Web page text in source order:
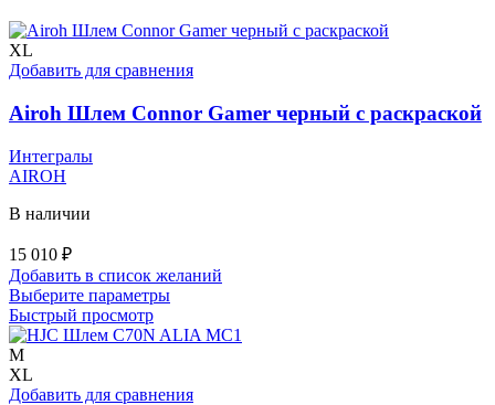
XL
Добавить для сравнения
Airoh Шлем Connor Gamer черный с раскраской
Интегралы
AIROH
В наличии
15 010 ₽
Добавить в список желаний
Выберите параметрыЭтот
имеет
Опции
Быстрый просмотр
M
XL
Добавить для сравнения